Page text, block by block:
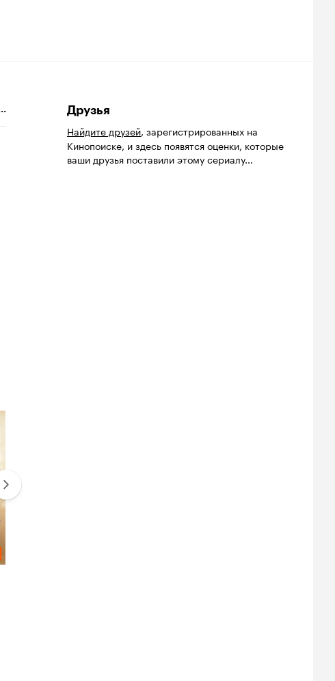
Друзья
Найдите друзей, зарегистрированных на
Кинопоиске, и здесь появятся оценки, которые
ваши друзья поставили этому сериалу...